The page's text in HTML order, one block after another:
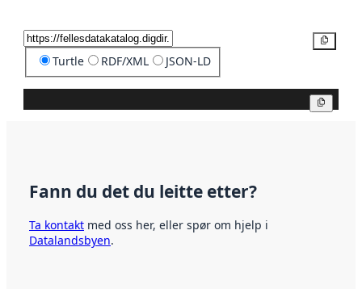
Turtle RDF/XML JSON-LD
Fann du det du leitte etter?
Ta kontakt med oss her, eller spør om hjelp i
Datalandsbyen.